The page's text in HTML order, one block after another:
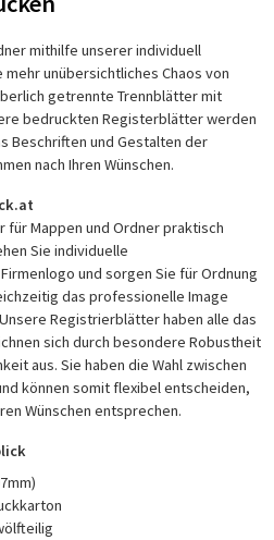
mithilfe unserer individuell
mehr unübersichtliches Chaos von
getrennte Trennblätter mit
bedruckten Registerblätter werden
Beschriften und Gestalten der
nach Ihren Wünschen.
für Mappen und Ordner praktisch
Sie individuelle
und sorgen Sie für Ordnung
das professionelle Image
Registrierblätter haben alle das
sich durch besondere Robustheit
aus. Sie haben die Wahl zwischen
können somit flexibel entscheiden,
Wünschen entsprechen.